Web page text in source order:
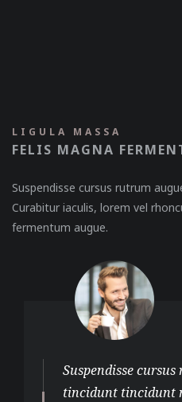
LIGULA MASSA
FELIS MAGNA
Suspendisse cursus rutrum
Curabitur iaculis, lorem vel
fermentum augue.
Suspendisse
tincidunt tincidunt